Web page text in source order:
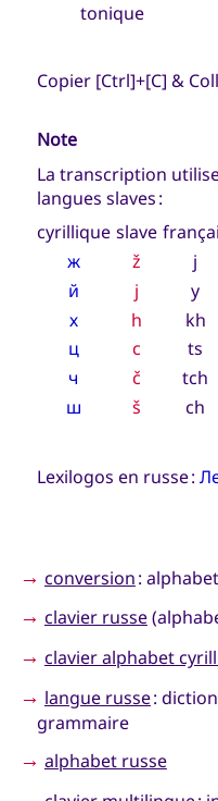
tonique
Copier [Ctrl]+[C] &
Note
La transcription
langues slaves :
cyrillique slave
ж
ž j
й
j y
х
h kh
ц
c ts
ч
č tch
ш
š ch
Lexilogos en russe :
→ conversion:
→ clavier russe
→ clavier alphabet
→ langue russe:
grammaire
→ alphabet russe